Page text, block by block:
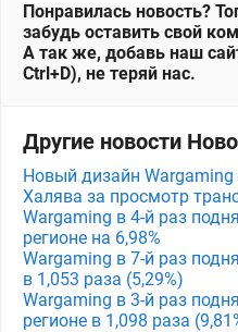
Понравилась новость?
забудь оставить свой
А так же, добавь наш
Ctrl+D), не теряй нас.
Другие новости
Новый дизайн Wargaming
Халява за просмотр
Wargaming в 4-й раз
регионе на 6,98%
Wargaming в 7-й раз
в 1,053 раза (5,29%)
Wargaming в 3-й раз
регионе в 1,098 раза